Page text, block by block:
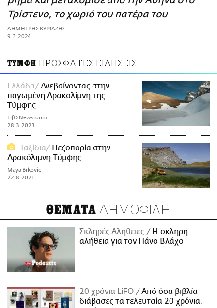
ΑΜΠΑ
PRINT
Τρίστενο, το χωριό του πατέρα του
ΔΗΜΗΤΡΗΣ ΚΥΡΙΑΖΗΣ
9.3.2024
ΤΥΜΦΗ ΠΡΟΣΦΑΤΕΣ ΕΙΔΗΣΕΙΣ
Ελλάδα
Ανεβαίνοντας στην
παγωμένη Δρακολίμνη της
Τύμφης
LifO Newsroom
28.3.2023
Ταξίδια
Πεζοπορία στην
Δρακόλιμνη Τύμφης
Maya Brkovic
22.8.2021
ΘΕΜΑΤΑ ΔΗΜΟΦΙΛΗ
Σκληρές Αλήθειες
H σκληρή
αλήθεια για τον Πάνο Βλάχο
20 χρόνια LiFO
Από όσα βιβλία
διάβασες τα τελευταία 20 χρόνια,